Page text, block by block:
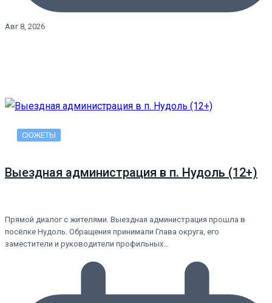
Авг 8, 2026
СЮЖЕТЫ
Выездная администрация в п. Нудоль (12+)
Прямой диалог с жителями. Выездная администрация прошла в
посёлке Нудоль. Обращения принимали Глава округа, его
заместители и руководители профильных…